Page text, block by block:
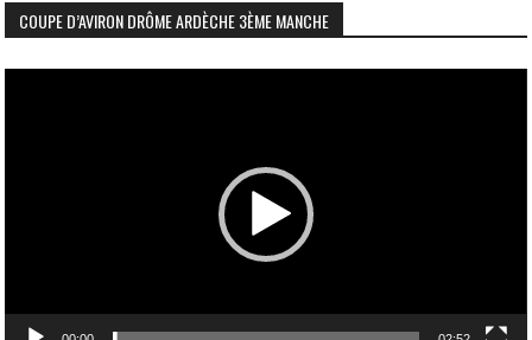
COUPE D’AVIRON DRÔME ARDÈCHE 3ÈME MANCHE